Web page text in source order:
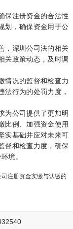
保注册资金的合法性
划，确保资金用于公
，深圳公司法的相关
关政策动态，及时调
情况的监督和检查力
法行为的处罚力度，
为公司提供了更加明
比例、加强资金使用
实基础并应对未来可
督和检查力度，确保
境。
司注册资金实缴与认缴的